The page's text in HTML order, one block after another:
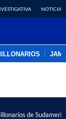
NOTICIAS
de